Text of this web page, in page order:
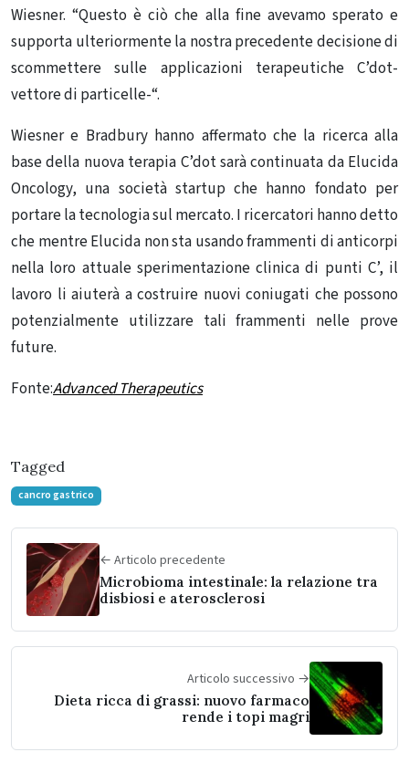
Wiesner. “Questo è ciò che alla fine avevamo sperato e
supporta ulteriormente la nostra precedente decisione di
scommettere sulle applicazioni terapeutiche C’dot-
vettore di particelle-“.
Wiesner e Bradbury hanno affermato che la ricerca alla
base della nuova terapia C’dot sarà continuata da Elucida
Oncology, una società startup che hanno fondato per
portare la tecnologia sul mercato. I ricercatori hanno detto
che mentre Elucida non sta usando frammenti di anticorpi
nella loro attuale sperimentazione clinica di punti C’, il
lavoro li aiuterà a costruire nuovi coniugati che possono
potenzialmente utilizzare tali frammenti nelle prove
future.
Fonte:Advanced Therapeutics
Tagged
cancro gastrico
← Articolo precedente
Microbioma intestinale: la relazione tra
disbiosi e aterosclerosi
Articolo successivo →
Dieta ricca di grassi: nuovo farmaco
rende i topi magri